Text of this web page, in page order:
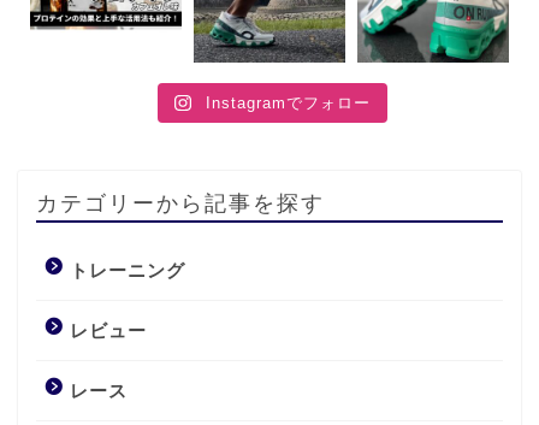
Instagramでフォロー
カテゴリーから記事を探す
トレーニング
レビュー
レース